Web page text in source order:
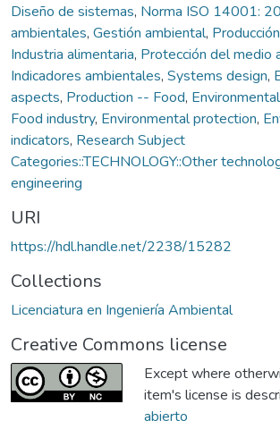
Diseño de sistemas, Norma ISO 14001:
ambientales, Gestión ambiental,
Industria alimentaria, Protección del medio
Indicadores ambientales, Systems design,
aspects, Production -- Food,
Food industry, Environmental protection,
indicators, Research Subject
Categories::TECHNOLOGY::Other
engineering
URI
https://hdl.handle.net/2238/15282
Collections
Licenciatura en Ingeniería Ambiental
Creative Commons license
Except where
item's license is
abierto